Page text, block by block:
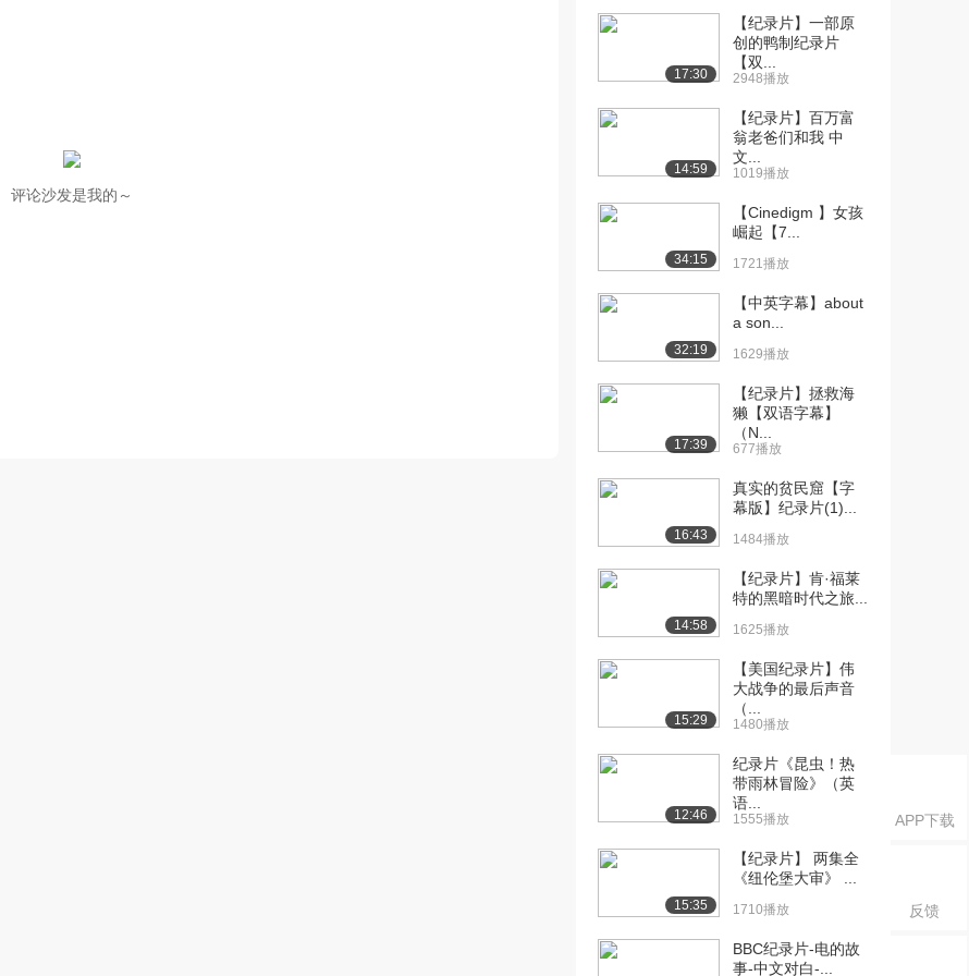
APP下载
反馈
评论沙发是我的～
17:30
【纪录片】一部原
创的鸭制纪录片
【双...
2948播放
14:59
【纪录片】百万富
翁老爸们和我 中
文...
1019播放
34:15
【Cinedigm 】女孩
崛起【7...
1721播放
32:19
【中英字幕】about
a son...
1629播放
17:39
【纪录片】拯救海
獭【双语字幕】
（N...
677播放
16:43
真实的贫民窟【字
幕版】纪录片(1)...
1484播放
14:58
【纪录片】肯·福莱
特的黑暗时代之旅...
1625播放
15:29
【美国纪录片】伟
大战争的最后声音
（...
1480播放
12:46
纪录片《昆虫！热
带雨林冒险》（英
语...
1555播放
15:35
【纪录片】 两集全
《纽伦堡大审》 ...
1710播放
BBC纪录片-电的故
事-中文对白-...